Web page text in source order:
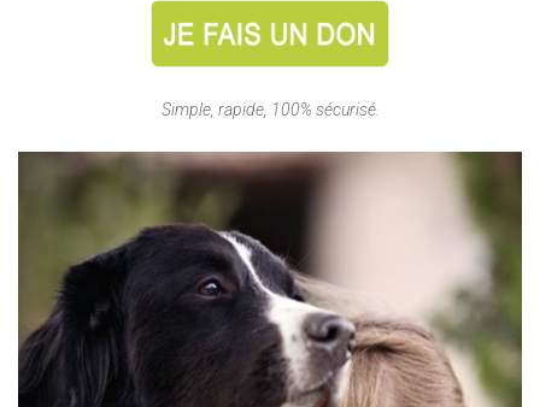
Simple, rapide, 100% sécurisé.